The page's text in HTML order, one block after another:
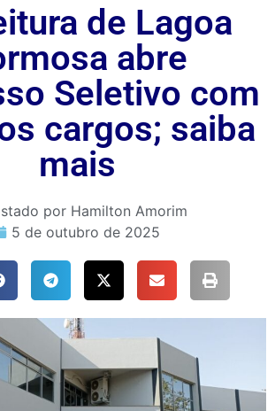
de Lagoa
abre
Seletivo com
cargos; saiba
mais
por Hamilton Amorim
5 de outubro de 2025